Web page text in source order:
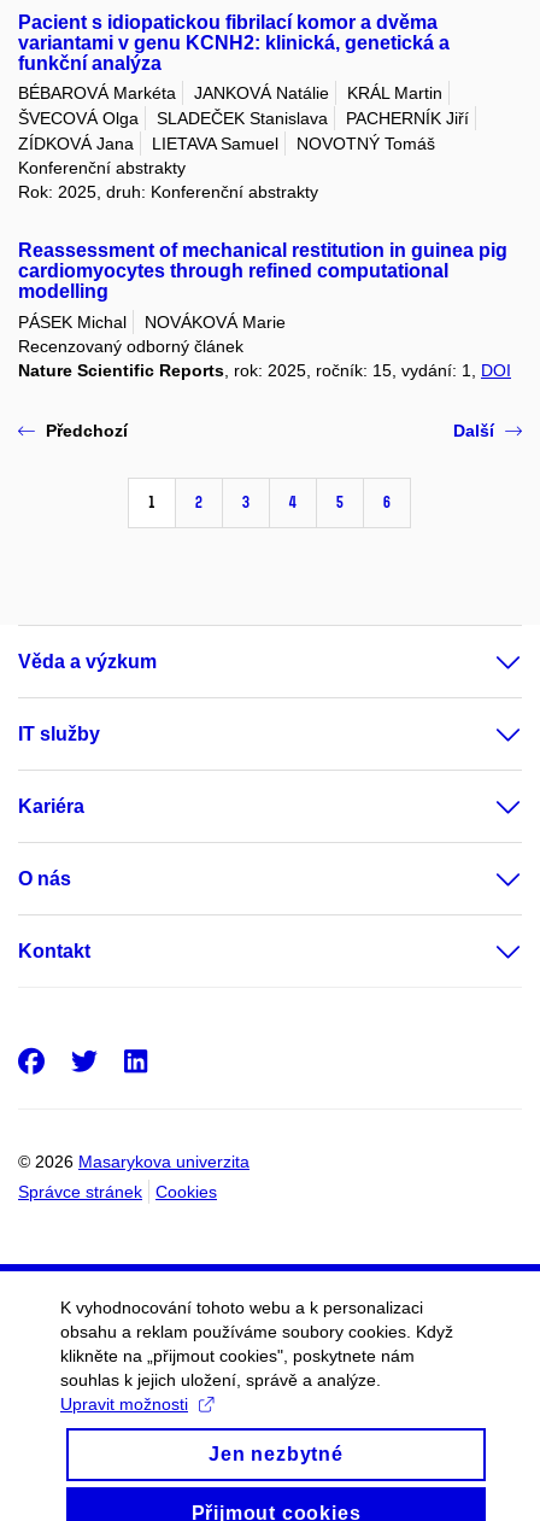
Pacient s idiopatickou fibrilací komor a dvěma
variantami v genu KCNH2: klinická, genetická a
funkční analýza
BÉBAROVÁ Markéta JANKOVÁ Natálie
KRÁL Martin
ŠVECOVÁ Olga
SLADEČEK Stanislava
PACHERNÍK Jiří
ZÍDKOVÁ Jana
LIETAVA Samuel
NOVOTNÝ Tomáš
Konferenční abstrakty
Rok: 2025, druh: Konferenční abstrakty
Reassessment of mechanical restitution in guinea pig
cardiomyocytes through refined computational
modelling
PÁSEK Michal
NOVÁKOVÁ Marie
Recenzovaný odborný článek
Nature Scientific Reports , rok: 2025, ročník: 15, vydání: 1, DOI
Předchozí
1 2 3 4 5 6
Další
Věda a výzkum
IT služby
Kariéra
O nás
Kontakt
© 2026 Masarykova univerzita
Správce stránek
Cookies
Facebook
Twitter
K vyhodnocování tohoto webu a k personalizaci
obsahu a reklam používáme soubory cookies. Když
klikněte na „přijmout cookies", poskytnete nám
souhlas k jejich uložení, správě a analýze.
Upravit možnosti
Jen nezbytné
Přijmout cookies